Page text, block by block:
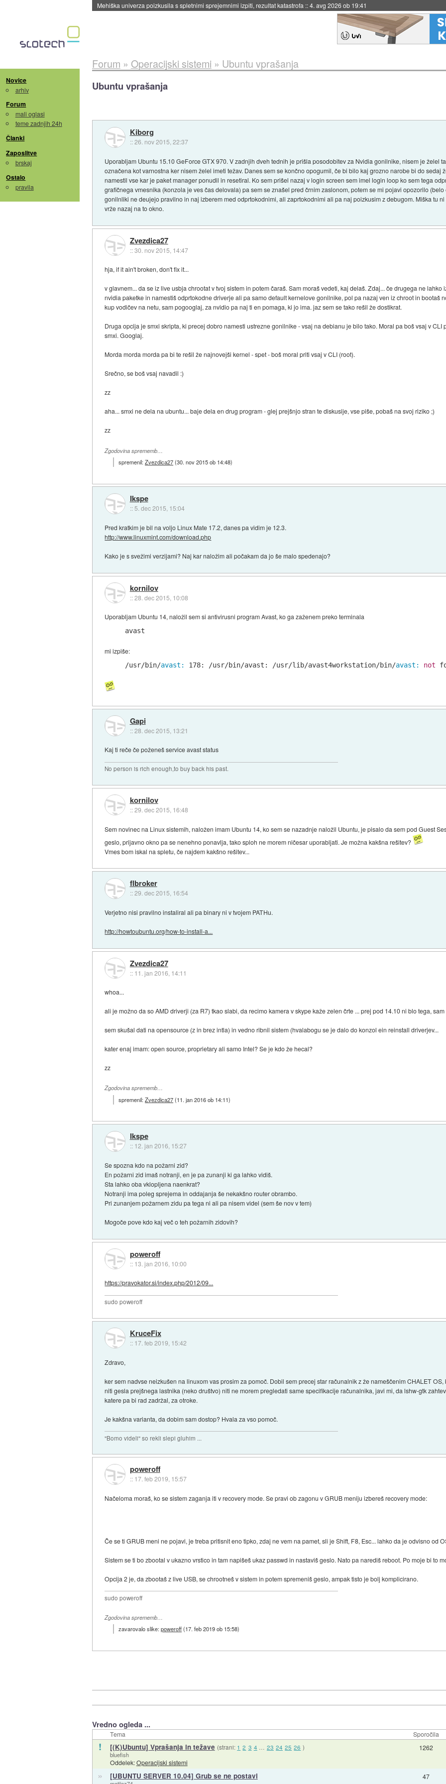
Mehiška univerza poizkusila s spletnimi sprejemnimi izpiti, rezultat katastrofa ::4. avg 2026 ob 19:41
Novice
arhiv
Forum
mali oglasi
teme zadnjih 24h
Članki
Zaposlitve
brskaj
Ostalo
pravila
Forum » Operacijski sistemi » Ubuntu vprašanja
Ubuntu vprašanja
Kiborg
::26. nov 2015, 22:37
Uporabljam Ubuntu 15.10 GeForce GTX 970. V zadnjih dveh tednih je prišla posodobitev za Nvidia gonilnike, nisem je želel
označena kot varnostna ker nisem želel imeti težav. Danes sem se končno opogumil, če bi bilo kaj grozno narobe bi do sedaj
namestil vse kar je paket manager ponudil in resetiral. Ko sem prišel nazaj v login screen sem imel login loop ko sem tega
grafičnega vmesnika (konzola je ves čas delovala) pa sem se znašel pred črnim zaslonom, potem se mi pojavi opozorilo
gonilnliki ne deujejo pravilno in naj izberem med odprtokodnimi, ali zaprtokodnimi ali pa naj poizkusim z debugom. Miška tu
vrže nazaj na to okno.
Zvezdica27
::30. nov 2015, 14:47
hja, if it ain't broken, don't fix it...
v glavnem... da se iz live usbja chrootat v tvoj sistem in potem čaraš. Sam moraš vedeti, kaj delaš. Zdaj... če drugega ne
nvidia paketke in namestiš odprtokodne driverje ali pa samo default kernelove gonilnike, pol pa nazaj ven iz chroot in bootaš
kup vodičev na netu, sam pogooglaj, za nvidio pa naj ti en pomaga, ki jo ima. jaz sem se tako rešil že dostikrat.
Druga opcija je smxi skripta, ki precej dobro namesti ustrezne gonilnike - vsaj na debianu je bilo tako. Moral pa boš vsaj v CLI
smxi. Googlaj.
Morda morda morda pa bi te rešil že najnovejši kernel - spet - boš moral priti vsaj v CLI (root).
Srečno, se boš vsaj navadil :)
zz
aha... smxi ne dela na ubuntu... baje dela en drug program - glej prejšnjo stran te diskusije, vse piše, pobaš na svoj riziko ;)
zz
Zgodovina sprememb…
spremenil:Zvezdica27(30. nov 2015 ob 14:48)
Ikspe
:: 5. dec 2015, 15:04
Pred kratkim je bil na voljo Linux Mate 17.2, danes pa vidim je 12.3.
http://www.linuxmint.com/download.php
Kako je s svežimi verzijami? Naj kar naložim ali počakam da jo še malo spedenajo?
kornilov
::28. dec 2015, 10:08
Uporabljam Ubuntu 14, naložil sem si antivirusni program Avast, ko ga zaženem preko terminala
avast
mi izpiše:
/usr/bin/avast: 178: /usr/bin/avast: /usr/lib/avast4workstation/bin/avast: not
Gapi
::28. dec 2015, 13:21
Kaj ti reče če poženeš service avast status
No person is rich enough,to buy back his past.
kornilov
::29. dec 2015, 16:48
Sem novinec na Linux sistemih, naložen imam Ubuntu 14, ko sem se nazadnje naložil Ubuntu, je pisalo da sem pod Guest
geslo, prijavno okno pa se nenehno ponavlja, tako sploh ne morem ničesar uporabljati. Je možna kakšna rešitev?
Vmes bom iskal na spletu, če najdem kakšno rešitev...
flbroker
::29. dec 2015, 16:54
Verjetno nisi pravilno instaliral ali pa binary ni v tvojem PATHu.
http://howtoubuntu.org/how-to-install-a...
Zvezdica27
:: 11. jan 2016, 14:11
whoa...
ali je možno da so AMD driverji (za R7) tkao slabi, da recimo kamera v skype kaže zelen črte ... prej pod 14.10 ni blo tega,
sem skušal dati na opensource (z in brez intla) in vedno ribnil sistem (hvalabogu se je dalo do konzol ein reinstall driverjev...
kater enaj imam: open source, proprietary ali samo Intel? Se je kdo že hecal?
zz
Zgodovina sprememb…
spremenil:Zvezdica27(11. jan 2016 ob 14:11)
Ikspe
:: 12. jan 2016, 15:27
Se spozna kdo na požarni zid?
En požarni zid imaš notranji, en je pa zunanji ki ga lahko vidiš.
Sta lahko oba vklopljena naenkrat?
Notranji ima poleg sprejema in oddajanja še nekakšno router obrambo.
Pri zunanjem požarnem zidu pa tega ni ali pa nisem videl (sem še nov v tem)
Mogoče pove kdo kaj več o teh požarnih zidovih?
poweroff
:: 13. jan 2016, 10:00
https://pravokator.si/index.php/2012/09...
sudo poweroff
KruceFix
:: 17. feb 2019, 15:42
Zdravo,
ker sem nadvse neizkušen na linuxom vas prosim za pomoč. Dobil sem precej star računalnik z že nameščenim CHALET
niti gesla prejšnega lastnika (neko društvo) niti ne morem pregledati same specifikacije računalnika, javi mi, da lshw-gtk
katere pa bi rad zadržal, za otroke.
Je kakšna varianta, da dobim sam dostop? Hvala za vso pomoč.
"Bomo videli" so rekli slepi gluhim ...
poweroff
:: 17. feb 2019, 15:57
Načeloma moraš, ko se sistem zaganja iti v recovery mode. Se pravi ob zagonu v GRUB meniju izbereš recovery mode:
Če se ti GRUB meni ne pojavi, je treba pritisnit eno tipko, zdaj ne vem na pamet, sli je Shift, F8, Esc... lahko da je odvisno od
Sistem se ti bo zbootal v ukazno vrstico in tam napišeš ukaz passwd in nastaviš geslo. Nato pa narediš reboot. Po moje bi to
Opcija 2 je, da zbootaš z live USB, se chrootneš v sistem in potem spremeniš geslo, ampak tisto je bolj komplicirano.
sudo poweroff
Zgodovina sprememb…
zavarovalo slike:poweroff(17. feb 2019 ob 15:58)
Vredno ogleda ...
Tema Sporočila
! [(K)Ubuntu] Vprašanja in težave (strani: 1 2 3 4 … 23 24 25 26 )
bluefish
Oddelek:Operacijski sistemi
1262
» [UBUNTU SERVER 10.04] Grub se ne postavi
47